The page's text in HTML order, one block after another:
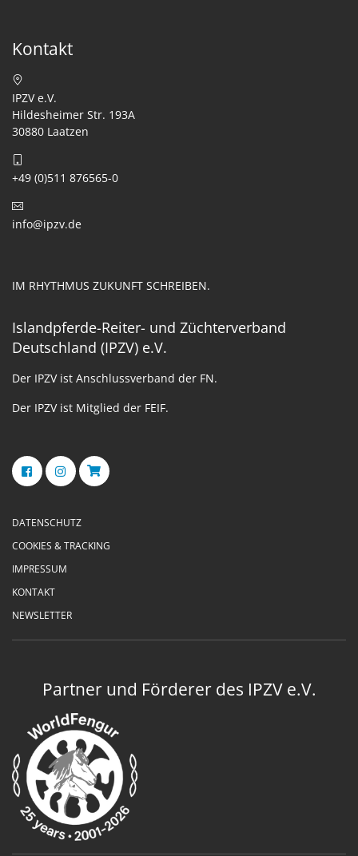
Kontakt
IPZV e.V.
Hildesheimer Str. 193A
30880 Laatzen
+49 (0)511 876565-0
info@ipzv.de
IM RHYTHMUS ZUKUNFT SCHREIBEN.
Islandpferde-Reiter- und Züchterverband
Deutschland (IPZV) e.V.
Der IPZV ist Anschlussverband der FN.
Der IPZV ist Mitglied der FEIF.
DATENSCHUTZ
COOKIES & TRACKING
IMPRESSUM
KONTAKT
NEWSLETTER
Partner und Förderer des IPZV e.V.